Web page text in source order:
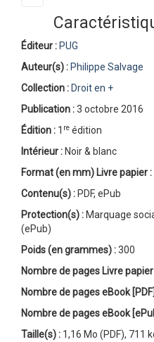
Éditeur : PUG
Auteur(s) : Philippe Salvage
Collection : Droit en +
Publication :3 octobre 2016
Édition : 1 re édition
Intérieur : Noir & blanc
Format (en mm) Livre papier :
Contenu(s) : PDF, ePub
Protection(s) : Marquage
(ePub)
Poids (en grammes) :300
Nombre de pages Livre papier
Nombre de pageseBook [PDF]
Nombre de pageseBook
Taille(s) : 1,16 Mo (PDF), 711